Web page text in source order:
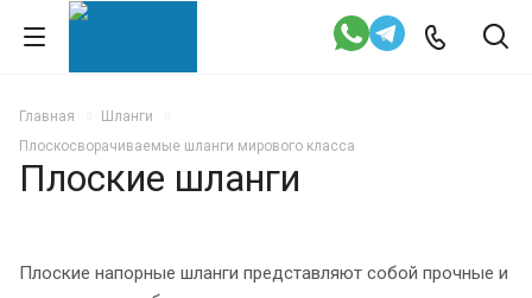
Главная
Шланги
Плоскосворачиваемые шланги мирового класса
Плоские шланги
Плоские напорные шланги представляют собой прочные и